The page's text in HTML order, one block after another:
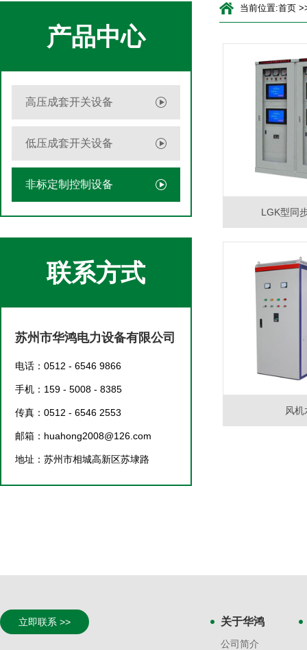
产品中心
高压成套开关设备
低压成套开关设备
非标定制控制设备
联系方式
苏州市华鸿电力设备有限公司
电话：0512 - 6546 9866
手机：159 - 5008 - 8385
传真：0512 - 6546 2553
邮箱：huahong2008@126.com
地址：苏州市相城高新区苏埭路
当前位置:首页
LGK型同
风
立即联系 >> 关于华鸿
公司简介